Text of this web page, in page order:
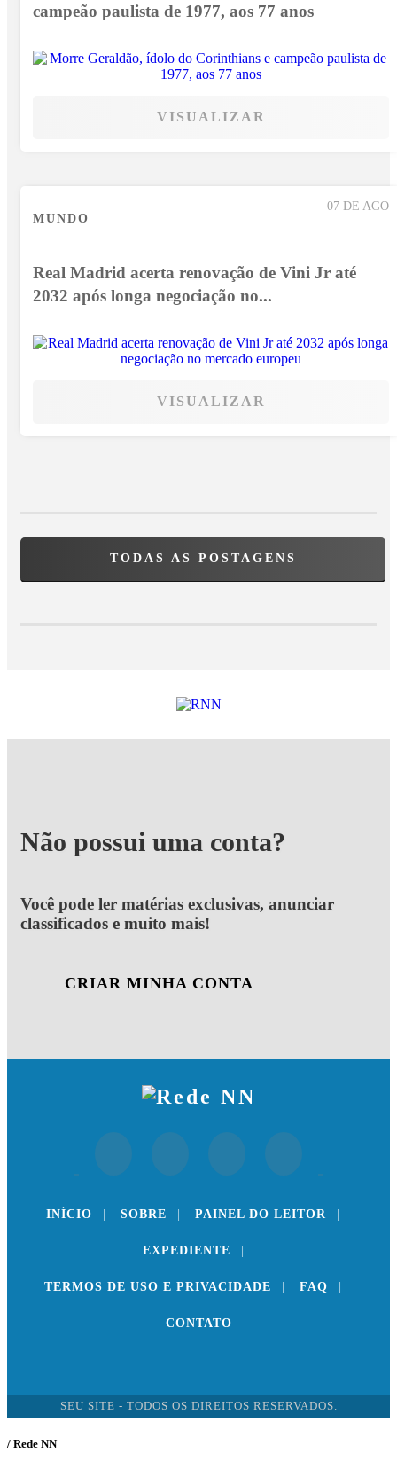
campeão paulista de 1977, aos 77 anos
VISUALIZAR
07 DE AGO
MUNDO
Real Madrid acerta renovação de Vini Jr até
2032 após longa negociação no...
VISUALIZAR
TODAS AS POSTAGENS
Não possui uma conta?
Você pode ler matérias exclusivas, anunciar
classificados e muito mais!
CRIAR MINHA CONTA
INÍCIO | SOBRE | PAINEL DO LEITOR |
EXPEDIENTE |
TERMOS DE USO E PRIVACIDADE | FAQ |
CONTATO
SEU SITE - TODOS OS DIREITOS RESERVADOS.
/ Rede NN